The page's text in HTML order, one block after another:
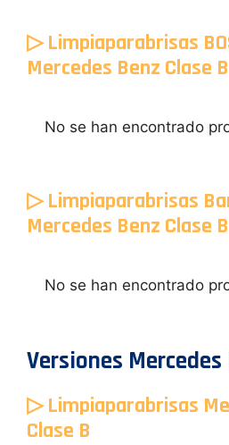
▷ Limpiaparabrisas
Mercedes Benz Clase B
No se han encontrado
▷ Limpiaparabrisas
Mercedes Benz Clase B
No se han encontrado
Versiones Mercedes
▷ Limpiaparabrisas
Clase B